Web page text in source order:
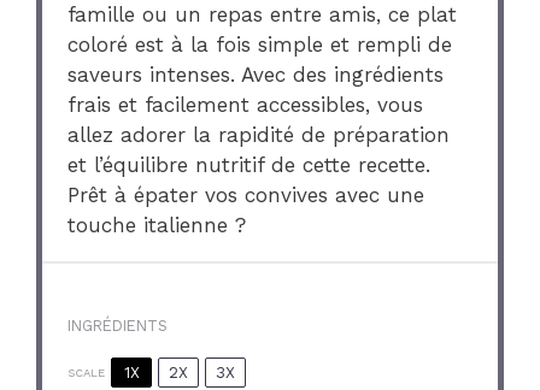
famille ou un repas entre amis, ce plat
coloré est à la fois simple et rempli de
saveurs intenses. Avec des ingrédients
frais et facilement accessibles, vous
allez adorer la rapidité de préparation
et l’équilibre nutritif de cette recette.
Prêt à épater vos convives avec une
touche italienne ?
INGRÉDIENTS
SCALE 1X 2X 3X